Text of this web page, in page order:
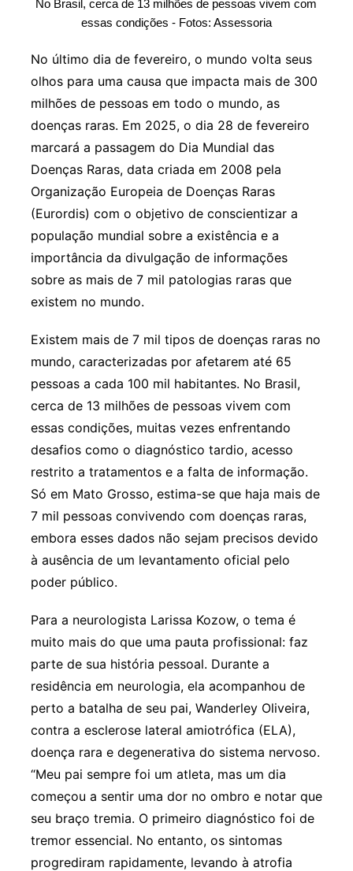
No Brasil, cerca de 13 milhões de pessoas vivem com
essas condições - Fotos: Assessoria
No último dia de fevereiro, o mundo volta seus
olhos para uma causa que impacta mais de 300
milhões de pessoas em todo o mundo, as
doenças raras. Em 2025, o dia 28 de fevereiro
marcará a passagem do Dia Mundial das
Doenças Raras, data criada em 2008 pela
Organização Europeia de Doenças Raras
(Eurordis) com o objetivo de conscientizar a
população mundial sobre a existência e a
importância da divulgação de informações
sobre as mais de 7 mil patologias raras que
existem no mundo.
Existem mais de 7 mil tipos de doenças raras no
mundo, caracterizadas por afetarem até 65
pessoas a cada 100 mil habitantes. No Brasil,
cerca de 13 milhões de pessoas vivem com
essas condições, muitas vezes enfrentando
desafios como o diagnóstico tardio, acesso
restrito a tratamentos e a falta de informação.
Só em Mato Grosso, estima-se que haja mais de
7 mil pessoas convivendo com doenças raras,
embora esses dados não sejam precisos devido
à ausência de um levantamento oficial pelo
poder público.
Para a neurologista Larissa Kozow, o tema é
muito mais do que uma pauta profissional: faz
parte de sua história pessoal. Durante a
residência em neurologia, ela acompanhou de
perto a batalha de seu pai, Wanderley Oliveira,
contra a esclerose lateral amiotrófica (ELA),
doença rara e degenerativa do sistema nervoso.
“Meu pai sempre foi um atleta, mas um dia
começou a sentir uma dor no ombro e notar que
seu braço tremia. O primeiro diagnóstico foi de
tremor essencial. No entanto, os sintomas
progrediram rapidamente, levando à atrofia